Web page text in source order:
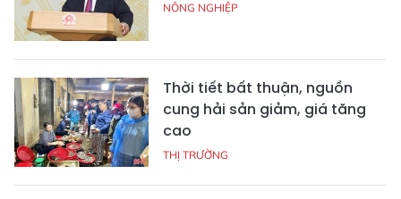
NÔNG NGHIỆP
Thời tiết bất thuận, nguồn
cung hải sản giảm, giá tăng
cao
THỊ TRƯỜNG